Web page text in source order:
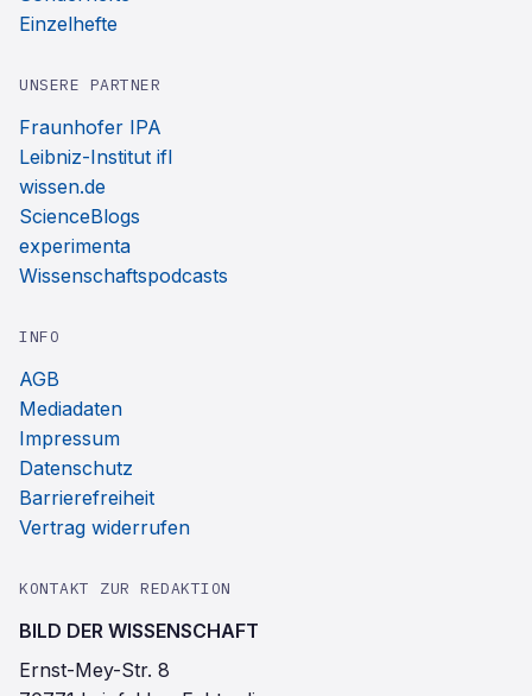
Einzelhefte
UNSERE PARTNER
Fraunhofer IPA
Leibniz-Institut ifl
wissen.de
ScienceBlogs
experimenta
Wissenschaftspodcasts
INFO
AGB
Mediadaten
Impressum
Datenschutz
Barrierefreiheit
Vertrag widerrufen
KONTAKT ZUR REDAKTION
BILD DER WISSENSCHAFT
Ernst-Mey-Str. 8